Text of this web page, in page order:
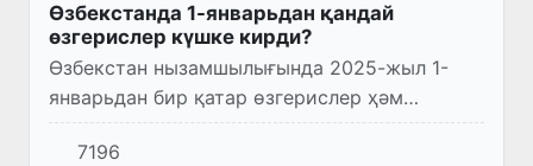
Өзбекстанда 1-январьдан қандай
өзгерислер күшке кирди?
Өзбекстан нызамшылығында 2025-жыл 1-
январьдан бир қатар өзгерислер ҳәм
жаңалықлар күшке кирди.
7196